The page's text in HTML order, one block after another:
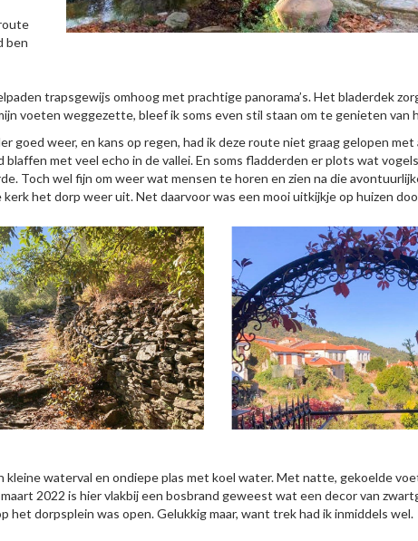
ben
trapsgewijs omhoog met prachtige panorama’s. Het bladerdek
voeten weggezette, bleef ik soms even stil staan om te genieten van
goed weer, en kans op regen, had ik deze route niet graag gelopen
met veel echo in de vallei. En soms fladderden er plots wat
Toch wel fijn om weer wat mensen te horen en zien na die
het dorp weer uit. Net daarvoor was een mooi uitkijkje op huizen
waterval en ondiepe plas met koel water. Met natte, gekoelde
2022 is hier vlakbij een bosbrand geweest wat een decor van
dorpsplein was open. Gelukkig maar, want trek had ik inmiddels wel.